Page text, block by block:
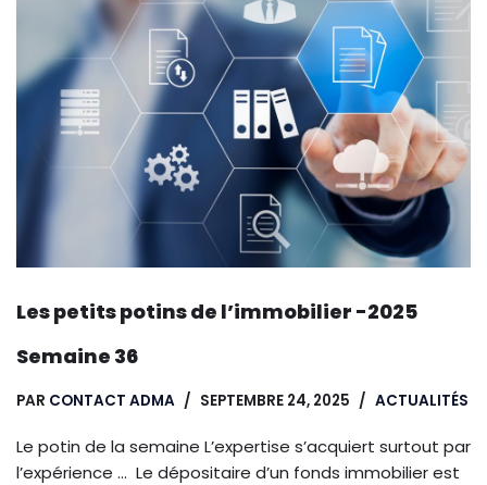
Les petits potins de l’immobilier -2025
Semaine 36
PAR CONTACT ADMA SEPTEMBRE 24, 2025 ACTUALITÉS
Le potin de la semaine L’expertise s’acquiert surtout par
l’expérience … Le dépositaire d’un fonds immobilier est